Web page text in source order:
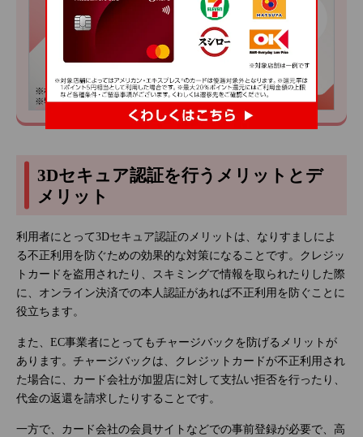
3Dセキュア認証を行うメリットとデ
メリット
利用者にとって3Dセキュア認証のメリットは、なりすましによ
る不正利用を防ぐための効果的な対策になることです。クレジッ
トカードを盗用されたり、スキミングで情報を取られたりした際
に、オンライン決済での本人認証があれば不正利用を防ぐことに
役立ちます。
また、EC事業者にとってもチャージバックを防げるメリットが
あります。チャージバックは、クレジットカードが不正利用され
た場合に、カード会社が加盟店に対して支払い拒否を行ったり、
代金の返還を請求したりすることです。
一方で、カード会社の会員サイトなどでの事前登録が必要で、高